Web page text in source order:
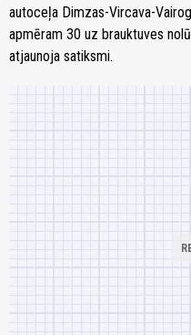
autoceļa Dimzas-Vircava-
apmēram 30 uz brauktuves
atjaunoja satiksmi.